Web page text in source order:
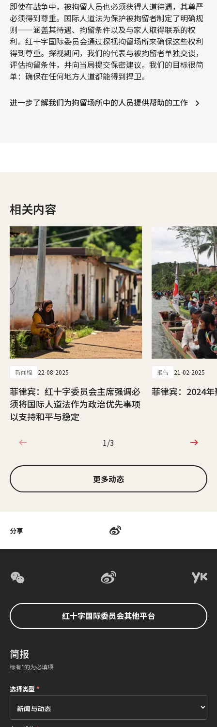
分享
即使在战争中，被拘留人员也必须获得人道待遇，其尊严
必须得到尊重。国际人道法为保护被拘留者制定了明确规
则——涵盖其待遇、拘留条件以及与家人取得联系的权
利。红十字国际委员会通过探视拘留场所来确保这些权利
得到尊重。探视期间，我们的代表与被拘留者单独交谈，
评估拘留条件，并向当局提交保密建议。我们的目标很简
单：确保在任何地方人道都能得到捍卫。
进一步了解我们为拘留场所中的人员提供帮助的工作
相关内容
新闻稿 22-08-2025
菲律宾：红十字委员会主席强调必
须将国际人道法作为政治优先事项
以支持和平与稳定
报告 21-02-2025
菲律宾：2024
1/3
1/3
更多动态
红十字国际委员会其他平台
简报
标有*的为必填项
选择类型*